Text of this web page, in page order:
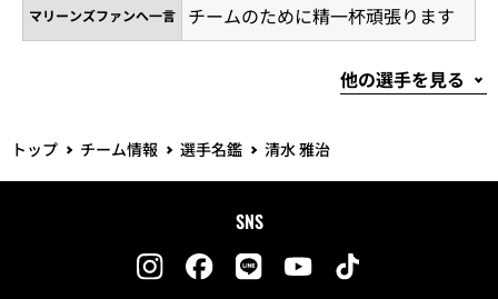
マリーンズファンへ一言 チームのために精一杯頑張ります
トップ チーム情報 選手名鑑 清水 雅治
SNS